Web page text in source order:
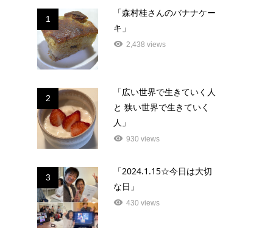
1
「森村桂さんのバナナケー
キ」
2,438 views
2
「広い世界で生きていく人
と 狭い世界で生きていく
人」
930 views
3
「2024.1.15☆今日は大切
な日」
430 views